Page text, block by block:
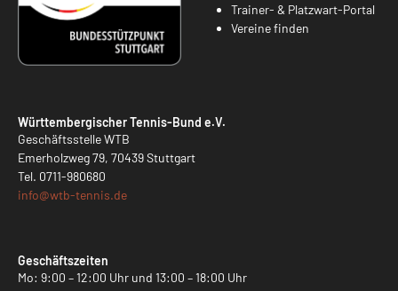
Trainer- & Platzwart-Portal
Vereine finden
Württembergischer Tennis-Bund e.V.
Geschäftsstelle WTB
Emerholzweg 79, 70439 Stuttgart
Tel. 0711-980680
info@wtb-tennis.de
Geschäftszeiten
Mo: 9:00 – 12:00 Uhr und 13:00 – 18:00 Uhr